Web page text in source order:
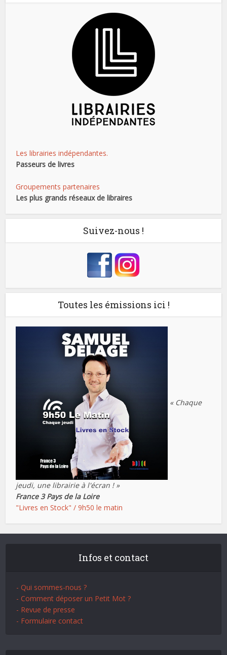
Les librairies indépendantes.
Passeurs de livres
Groupements partenaires
Les plus grands réseaux de libraires
Suivez-nous !
Toutes les émissions ici !
« Chaque
jeudi, une librairie à l'écran ! »
France 3 Pays de la Loire
"Livres en Stock" / 9h50 le matin
Infos et contact
- Qui sommes-nous ?
- Comment déposer un Petit Mot ?
- Revue de presse
- Formulaire contact